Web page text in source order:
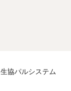
協パルシステム